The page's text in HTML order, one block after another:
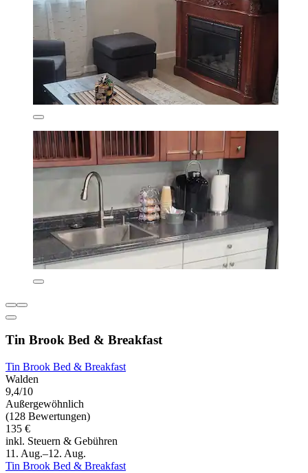
Tin Brook Bed & Breakfast
Tin Brook Bed & Breakfast
Walden
9,4/10
Außergewöhnlich
(128 Bewertungen)
135 €
inkl. Steuern & Gebühren
11. Aug.–12. Aug.
Tin Brook Bed & Breakfast